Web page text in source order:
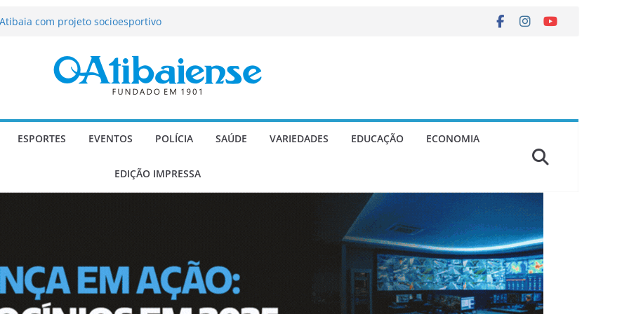
de Atibaia tem 1.600 vagas
passa a contar com novo reforço
e Morango abre programação
ESPORTES EVENTOS POLÍCIA SAÚDE VARIEDADES EDUCAÇÃO ECONOMIA
EDIÇÃO IMPRESSA